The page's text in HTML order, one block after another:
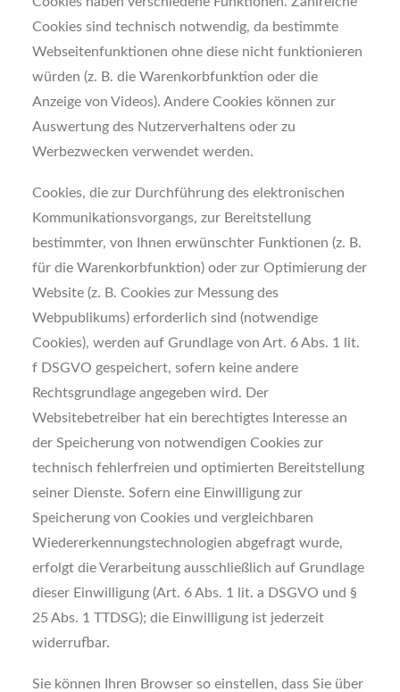
Cookies sind technisch notwendig, da bestimmte
Webseitenfunktionen ohne diese nicht funktionieren
würden (z. B. die Warenkorbfunktion oder die
Anzeige von Videos). Andere Cookies können zur
Auswertung des Nutzerverhaltens oder zu
Werbezwecken verwendet werden.
Cookies, die zur Durchführung des elektronischen
Kommunikationsvorgangs, zur Bereitstellung
bestimmter, von Ihnen erwünschter Funktionen (z. B.
für die Warenkorbfunktion) oder zur Optimierung der
Website (z. B. Cookies zur Messung des
Webpublikums) erforderlich sind (notwendige
Cookies), werden auf Grundlage von Art. 6 Abs. 1 lit.
f DSGVO gespeichert, sofern keine andere
Rechtsgrundlage angegeben wird. Der
Websitebetreiber hat ein berechtigtes Interesse an
der Speicherung von notwendigen Cookies zur
technisch fehlerfreien und optimierten Bereitstellung
seiner Dienste. Sofern eine Einwilligung zur
Speicherung von Cookies und vergleichbaren
Wiedererkennungstechnologien abgefragt wurde,
erfolgt die Verarbeitung ausschließlich auf Grundlage
dieser Einwilligung (Art. 6 Abs. 1 lit. a DSGVO und §
25 Abs. 1 TTDSG); die Einwilligung ist jederzeit
widerrufbar.
Sie können Ihren Browser so einstellen, dass Sie über